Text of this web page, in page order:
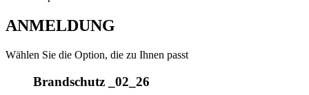
ANMELDUNG
Wählen Sie die Option, die zu Ihnen passt
Brandschutz _02_26